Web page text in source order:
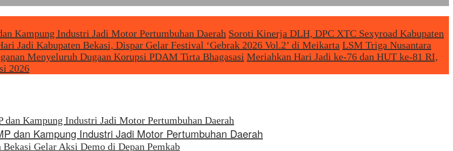
Kampung Industri Jadi Motor Pertumbuhan Daerah Soroti Kinerja DLH, DPC XTC Sexyroad Kabupaten
Jadi Kabupaten Bekasi, Dispar Gelar Festival ‘Gebrak 2026 Vol.2’ di Meikarta LSM Triga Nusantara
Menyeluruh Dugaan Korupsi PDAM Tirta Bhagasasi Meriahkan Hari Jadi ke-76 dan HUT ke-81 RI,
2026
dan Kampung Industri Jadi Motor Pertumbuhan Daerah